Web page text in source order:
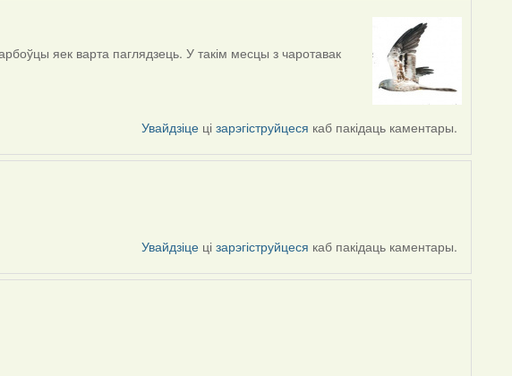
яек варта паглядзець. У такім месцы з чаротавак
Увайдзіце цізарэгіструйцеся каб пакідаць каментары.
Увайдзіце цізарэгіструйцеся каб пакідаць каментары.